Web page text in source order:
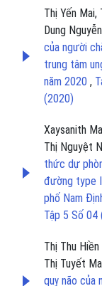
Thị Yến Mai,
Dung
của người
trung tâm
năm 2020 ,
(2020)
Xaysanith
Thị Nguyệt
thức dự
đường type
phố Nam
Tập 5 Số 04
Thị Thu
Thị Tuyết
quỵ não của